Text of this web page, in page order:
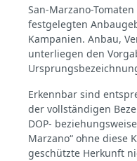
Marzano
Tomatensaft Nährwertangaben pro 100 g
Energie99 kJ / 23 kcal
Kohlenhydrate3,5 g
Proteine1,2 g Salz0,1 g Fazit: Die 2550 g-
Dose ist die
gelegentlich,
Weniger
starke
mediterrane
San-Marzano-
festgelegten
Kampanien. Anbau,
unterliegen den
Erkennbar sind
der vollständigen
DOP-
Marzano“ ohne diese
geschützte Herkunft